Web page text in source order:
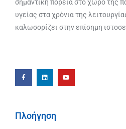
σημαντική πορεία στο χώρο της
υγείας στα χρόνια της
καλωσορίζει στην επίσημη
Πλοήγηση